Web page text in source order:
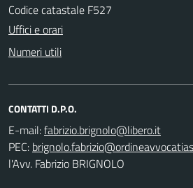
Codice catastale F527
Uffici e orari
Numeri utili
CONTATTI D.P.O.
E-mail:
PEC:
l'Avv. Fabrizio BRIGNOLO